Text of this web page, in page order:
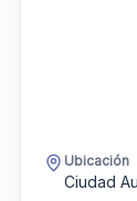
Ubicación
Ciudad